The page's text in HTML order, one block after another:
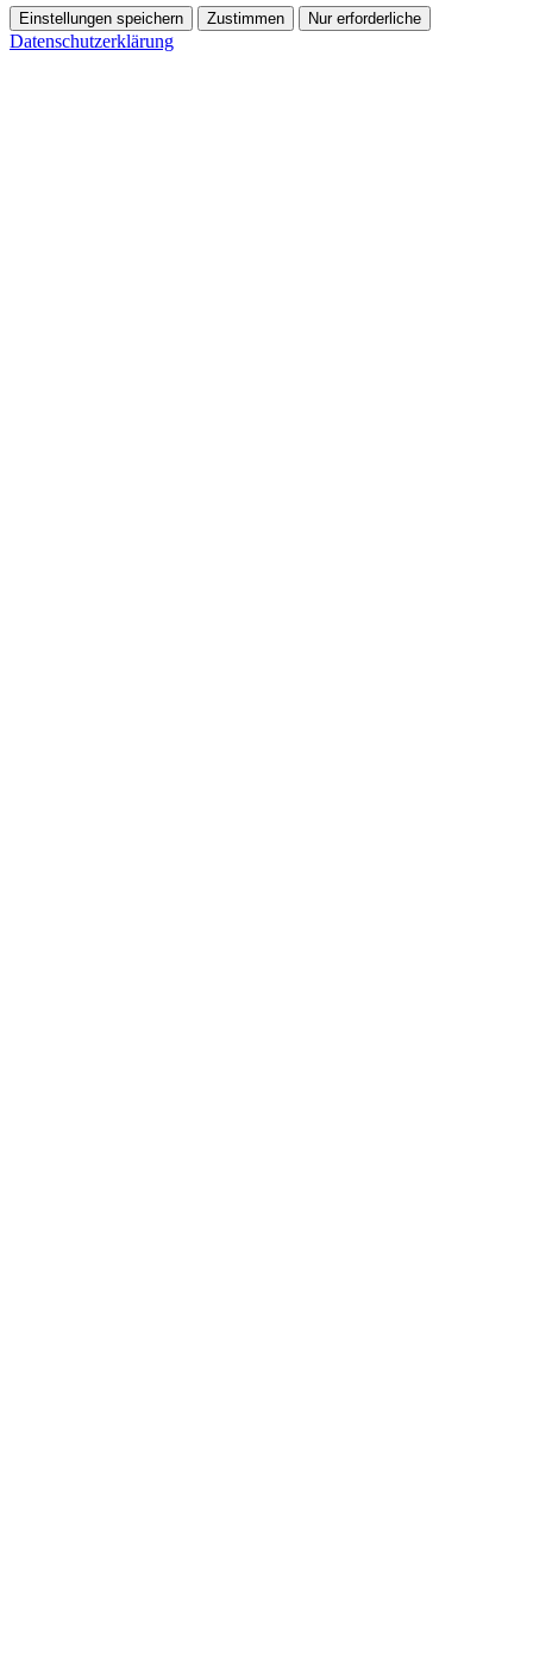
Einstellungen speichern Zustimmen Nur erforderliche
Datenschutzerklärung